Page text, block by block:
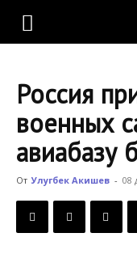
KLOOP.KG
Новости
Кыргызстана
Россия
военных
авиабазу
От Улугбек Акишев - 08